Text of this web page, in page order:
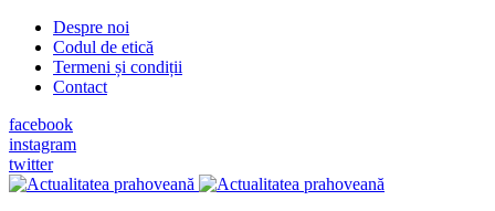
Despre noi
Codul de etică
Termeni și condiții
Contact
facebook
instagram
twitter